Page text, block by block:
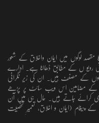
لوگوں میں ایمان واخلاق کے شعور
رویو ں کے مطابق ڈھالنا ہے۔ ادارے
کے مصنف ہیں۔ ان کی زیر نگرانی
جس کے مضامین اس ویب سائٹ پر پڑھے
کرائے جاتے ہیں۔ حال ہی میں آن
کے پیغام (ایمان و اخلاق، تعمیرِ شخصیت